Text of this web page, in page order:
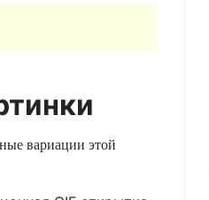
вариации этой